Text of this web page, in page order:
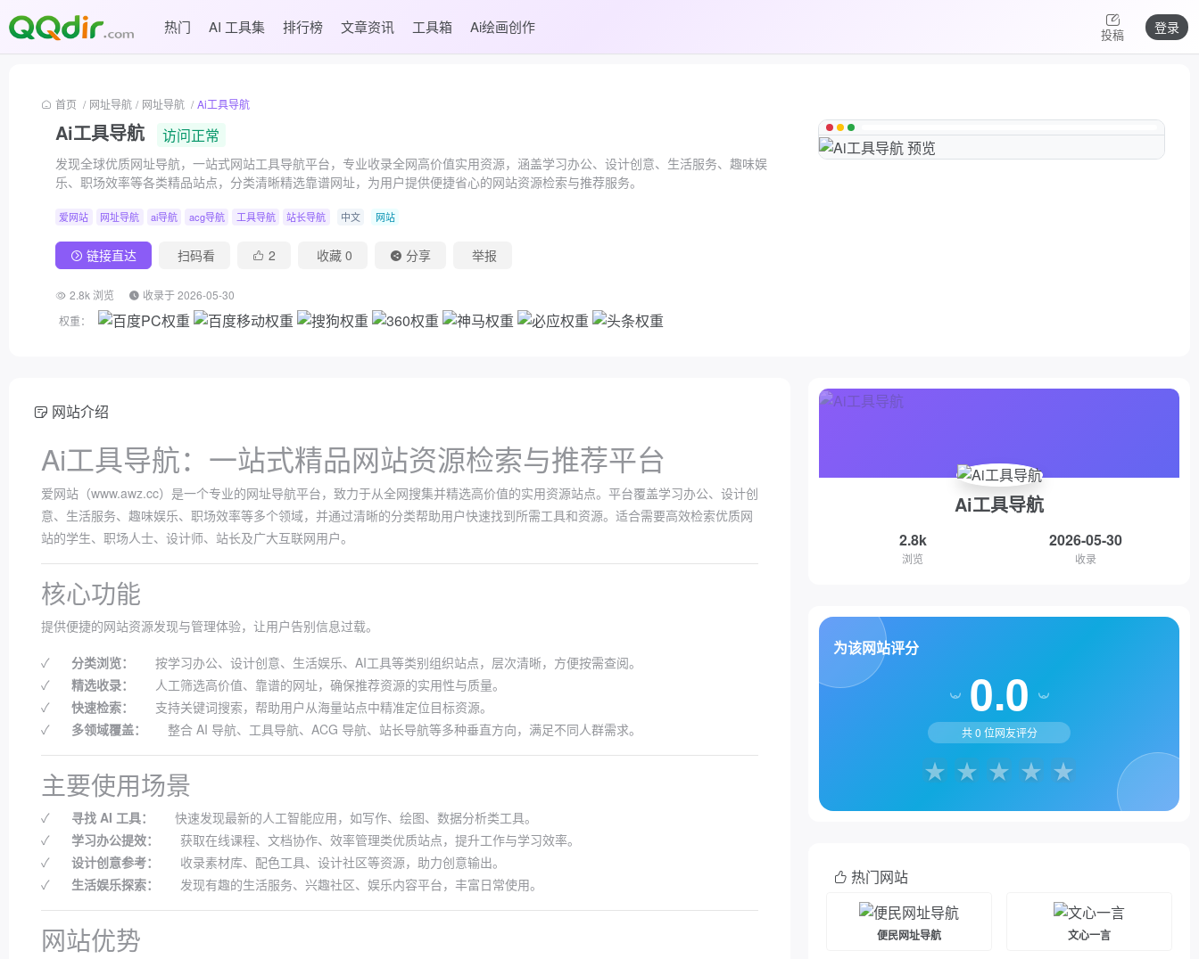
热门 AI 工具集 排行榜 文章资讯 工具箱 Ai绘画创作 投稿 登录
首页 / 网址导航 / 网址导航 / Ai工具导航
Ai工具导航 访问正常
发现全球优质网址导航，一站式网站工具导航平台，专业收录全网高价值实用资源，涵盖学习办公、设计创意、生活服务、趣味娱
乐、职场效率等各类精品站点，分类清晰精选靠谱网址，为用户提供便捷省心的网站资源检索与推荐服务。
爱网站 网址导航 ai导航 acg导航 工具导航 站长导航 中文 网站
链接直达 扫码看 2 收藏 0 分享 举报
2.8k 浏览
收录于 2026-05-30
权重：
网站介绍
Ai工具导航：一站式精品网站资源检索与推荐平台
爱网站（www.awz.cc）是一个专业的网址导航平台，致力于从全网搜集并精选高价值的实用资源站点。平台覆盖学习办公、设计创
意、生活服务、趣味娱乐、职场效率等多个领域，并通过清晰的分类帮助用户快速找到所需工具和资源。适合需要高效检索优质网
站的学生、职场人士、设计师、站长及广大互联网用户。
核心功能
提供便捷的网站资源发现与管理体验，让用户告别信息过载。
✓ 分类浏览：
按学习办公、设计创意、生活娱乐、AI工具等类别组织站点，层次清晰，方便按需查阅。
✓
精选收录：
人工筛选高价值、靠谱的网址，确保推荐资源的实用性与质量。
✓
快速检索：
支持关键词搜索，帮助用户从海量站点中精准定位目标资源。
✓
多领域覆盖： 整合 AI 导航、工具导航、ACG 导航、站长导航等多种垂直方向，满足不同人群需求。
主要使用场景
✓ 寻找 AI 工具：
快速发现最新的人工智能应用，如写作、绘图、数据分析类工具。
✓
学习办公提效：
获取在线课程、文档协作、效率管理类优质站点，提升工作与学习效率。
✓
设计创意参考：
收录素材库、配色工具、设计社区等资源，助力创意输出。
✓
生活娱乐探索： 发现有趣的生活服务、兴趣社区、娱乐内容平台，丰富日常使用。
网站优势
Ai工具导航
2.8k
浏览
2026-05-30
收录
为该网站评分
0.0
共0 位网友评分
热门网站
便民网址导航 文心一言